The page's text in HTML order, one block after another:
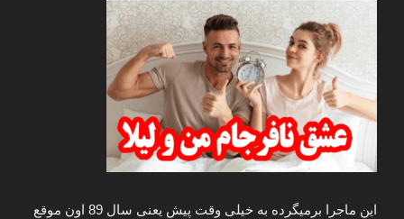
این ماجرا برمیگرده به خیلی وقت پیش یعنی سال 89 اون موقع